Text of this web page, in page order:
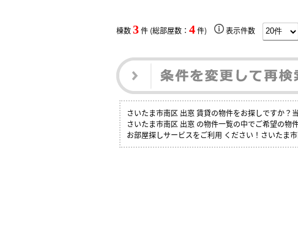
棟数3件 (総部屋数： 4件) 表示件数
さいたま市南区 出窓 賃貸の物件をお探しですか？
さいたま市南区 出窓 の物件一覧の中でご希望の
お部屋探しサービスをご利用 ください！さいたま